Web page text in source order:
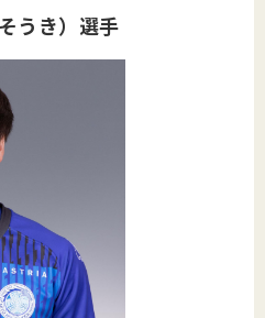
うき）選手